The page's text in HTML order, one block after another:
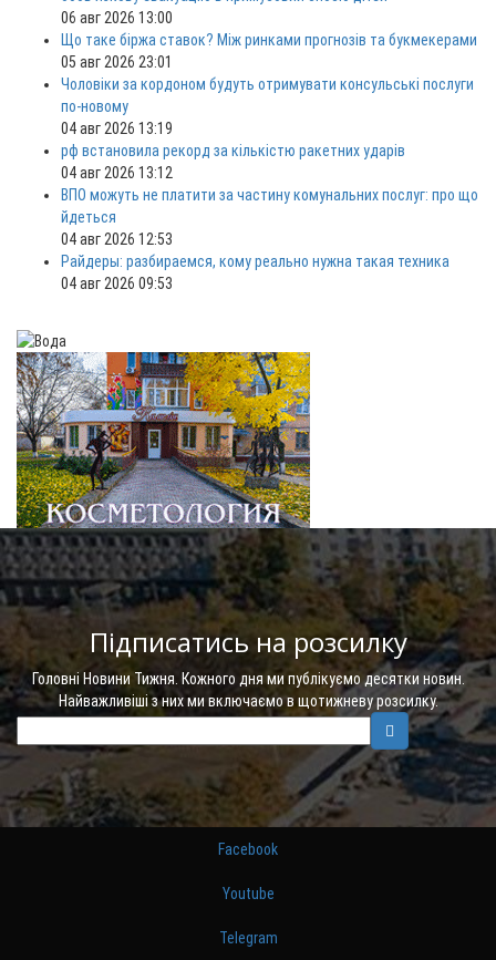
06 авг 2026 13:00
Що таке біржа ставок? Між ринками прогнозів та букмекерами
05 авг 2026 23:01
Чоловіки за кордоном будуть отримувати консульські послуги
по-новому
04 авг 2026 13:19
рф встановила рекорд за кількістю ракетних ударів
04 авг 2026 13:12
ВПО можуть не платити за частину комунальних послуг: про що
йдеться
04 авг 2026 12:53
Райдеры: разбираемся, кому реально нужна такая техника
04 авг 2026 09:53
Підписатись на розсилку
Головні Новини Тижня. Кожного дня ми публікуємо десятки новин.
Найважливіші з них ми включаємо в щотижневу розсилку.
Facebook
Youtube
Telegram